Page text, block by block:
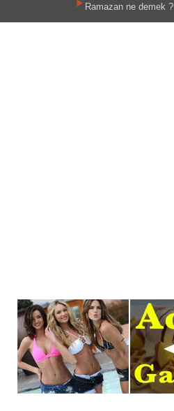
Ramazan ne demek ?